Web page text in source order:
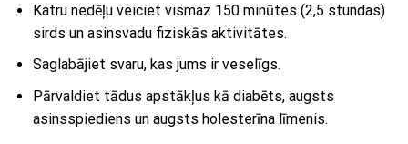
Katru nedēļu veiciet vismaz 150 minūtes (2,5 stundas)
sirds un asinsvadu fiziskās aktivitātes.
Saglabājiet svaru, kas jums ir veselīgs.
Pārvaldiet tādus apstākļus kā diabēts, augsts
asinsspiediens un augsts holesterīna līmenis.